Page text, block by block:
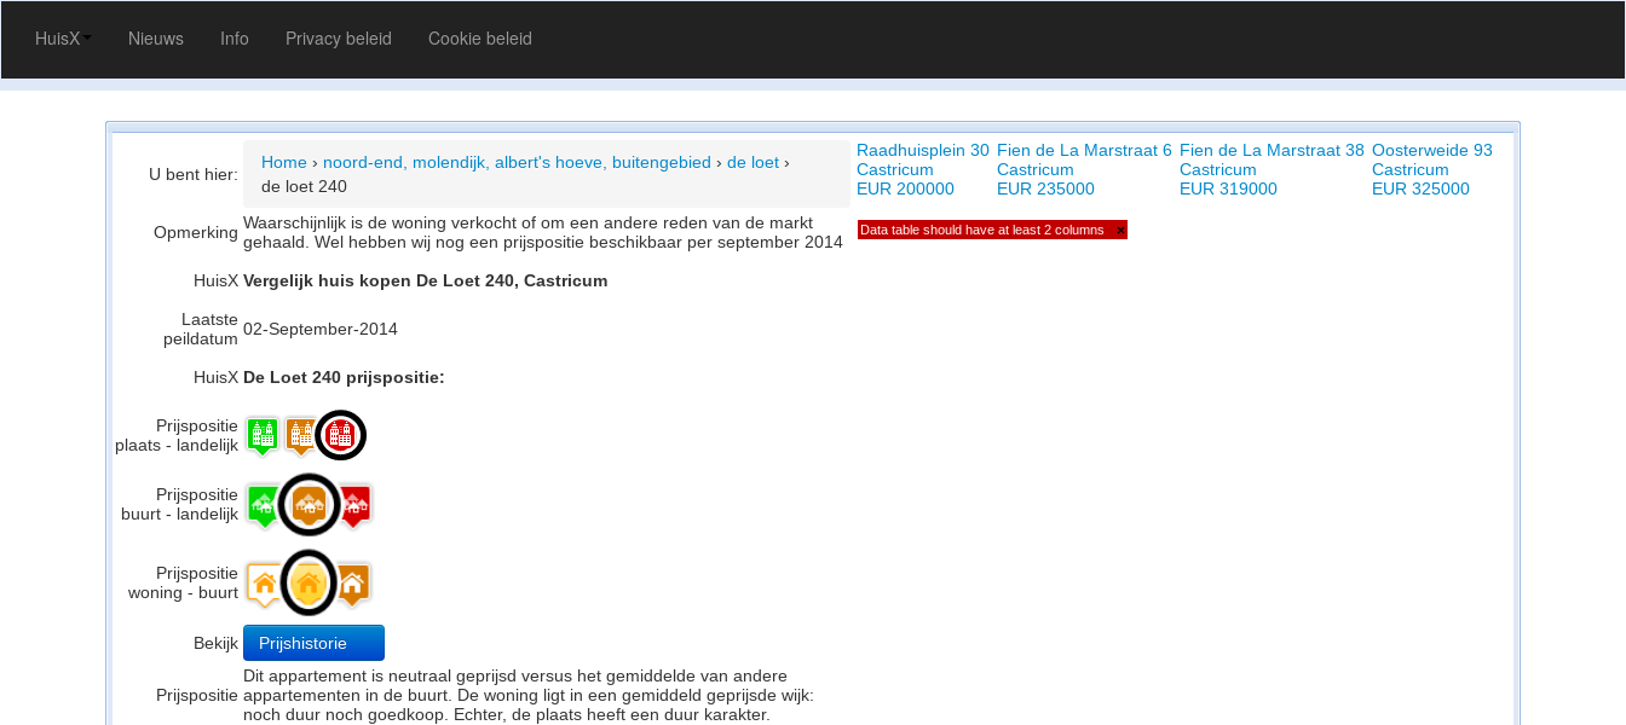
HuisX Nieuws Info Privacy beleid Cookie beleid
U bent hier:
Home › noord-end, molendijk, albert's hoeve, buitengebied › de loet ›
de loet 240
Opmerking Waarschijnlijk is de woning verkocht of om een andere reden van de markt
gehaald. Wel hebben wij nog een prijspositie beschikbaar per september 2014
HuisX Vergelijk huis kopen De Loet 240, Castricum
Laatste
peildatum 02-September-2014
HuisX De Loet 240 prijspositie:
Prijspositie
plaats - landelijk
Prijspositie
buurt - landelijk
Prijspositie
woning - buurt
Bekijk Prijshistorie
Prijspositie
Dit appartement is neutraal geprijsd versus het gemiddelde van andere
appartementen in de buurt. De woning ligt in een gemiddeld geprijsde wijk:
noch duur noch goedkoop. Echter, de plaats heeft een duur karakter.
Raadhuisplein 30
Castricum
EUR 200000
Fien de La Marstraat 6
Castricum
EUR 235000
Fien de La Marstraat 38
Castricum
EUR 319000
Oosterweide 93
Castricum
EUR 325000
Data table should have at least 2 columns ×